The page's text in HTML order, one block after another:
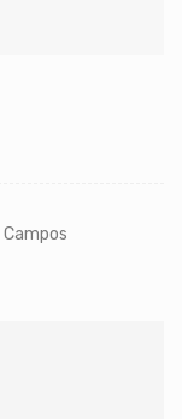
Campos